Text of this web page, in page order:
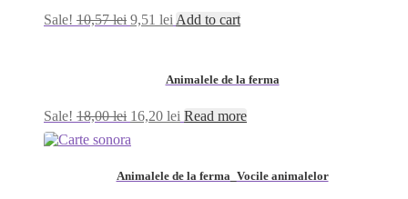
Sale! 10,57lei 9,51 leiAdd to cart
Animalele de la ferma
Sale! 18,00lei 16,20 lei Read more
Animalele de la ferma_Vocile animalelor